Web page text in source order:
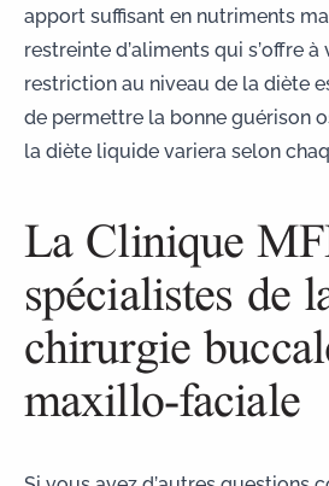
apport suffisant en nutriments
restreinte d’aliments qui s’offre à
restriction au niveau de la diète
de permettre la bonne guérison
la diète liquide variera selon
La Clinique
spécialistes de
chirurgie
maxillo-faciale